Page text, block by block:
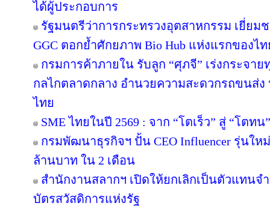
ได้ผู้ประกอบการ
รัฐมนตรีว่าการกระทรวงอุตสาหกรรม เยี่ย
GGC ตอกย้ำศักยภาพ Bio Hub แห่งแรกของไ
กรมการค้าภายใน รับลูก “ศุภจี” เร่งกระจาย
กลไกตลาดกลาง อำนวยความสะดวกรถขนส่
ไทย
SME ไทยในปี 2569 : จาก “โตเร็ว” สู่ “โต
กรมพัฒนาธุรกิจฯ ปั้น CEO Influencer รุ่นให
ล้านบาท ใน 2 เดือน
สำนักงานสลากฯ เปิดให้ยกเลิกเป็นตัวแทนจ
บัตรสวัสดิการแห่งรัฐ